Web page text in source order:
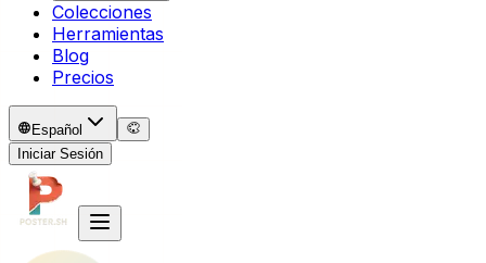
Colecciones
Herramientas
Blog
Precios
Español
Iniciar Sesión